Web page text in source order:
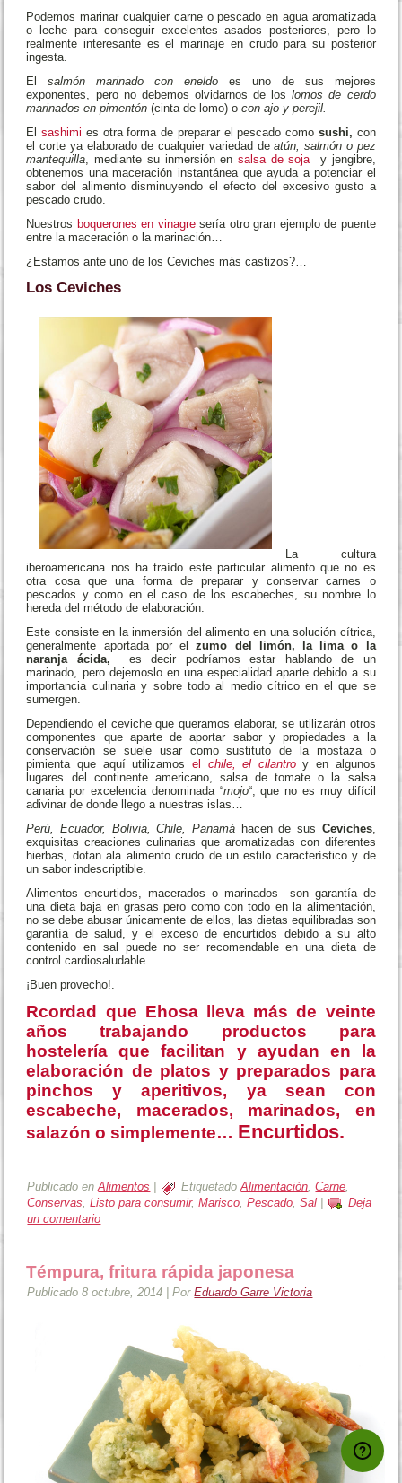
Podemos marinar cualquier carne o pescado en agua aromatizada
o leche para conseguir excelentes asados posteriores, pero lo
realmente interesante es el marinaje en crudo para su posterior
ingesta.
Elsalmón marinado con eneldo es uno de sus mejores
exponentes, pero no debemos olvidarnos de los lomos de cerdo
marinados en pimentón (cinta de lomo) ocon ajo y perejil.
Elsashimi es otra forma de preparar el pescado como sushi, con
el corte ya elaborado de cualquier variedad deatún, salmón o pez
mantequilla , mediante su inmersión en salsa de soja y jengibre,
obtenemos una maceración instantánea que ayuda a potenciar el
sabor del alimento disminuyendo el efecto del excesivo gusto a
pescado crudo.
Nuestros boquerones en vinagresería otro gran ejemplo de puente
entre la maceración o la marinación…
¿Estamos ante uno de los Ceviches más castizos?…
Los Ceviches
La cultura
iberoamericana nos ha traído este particular alimento que no es
otra cosa que una forma de preparar y conservar carnes o
pescados y como en el caso de los escabeches, su nombre lo
hereda del método de elaboración.
Este consiste en la inmersión del alimento en una solución cítrica,
generalmente aportada por el
zumo del limón, la lima o la
naranja ácida, es decir podríamos estar hablando de un
marinado, pero dejemoslo en una especialidad aparte debido a su
importancia culinaria y sobre todo al medio cítrico en el que se
sumergen.
Dependiendo el ceviche que queramos elaborar, se utilizarán otros
componentes que aparte de aportar sabor y propiedades a la
conservación se suele usar como sustituto de la mostaza o
pimienta que aquí utilizamos el chile, el cilantroy en algunos
lugares del continente americano, salsa de tomate o la salsa
canaria por excelencia denominada “mojo“, que no es muy difícil
adivinar de donde llego a nuestras islas…
Perú, Ecuador, Bolivia, Chile, Panamá hacen de sus Ceviches,
exquisitas creaciones culinarias que aromatizadas con diferentes
hierbas, dotan ala alimento crudo de un estilo característico y de
un sabor indescriptible.
Alimentos encurtidos, macerados o marinados son garantía de
una dieta baja en grasas pero como con todo en la alimentación,
no se debe abusar únicamente de ellos, las dietas equilibradas son
garantía de salud, y el exceso de encurtidos debido a su alto
contenido en sal puede no ser recomendable en una dieta de
control cardiosaludable.
¡Buen provecho!.
Rcordad que Ehosa lleva más de veinte
años trabajando productos para
hostelería que facilitan y ayudan en la
elaboración de platos y preparados para
pinchos y aperitivos, ya sean con
escabeche, macerados, marinados, en
salazón o simplemente… Encurtidos.
Publicado en Alimentos Etiquetado Alimentación,Carne,
Conservas,Listo para consumir,Marisco,Pescado,Sal
Deja
un comentario
Témpura, fritura rápida japonesa
Publicado 8 octubre, 2014 |Por Eduardo Garre Victoria